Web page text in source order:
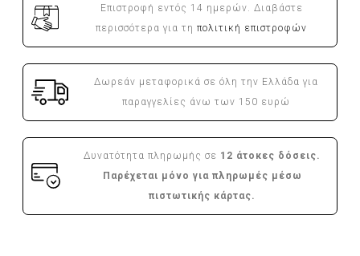
Επιστροφή εντός 14 ημερών. Διαβάστε
περισσότερα για τηπολιτική επιστροφών
Δωρεάν μεταφορικά σε όλη την Ελλάδα για
παραγγελίες άνω των 150 ευρώ
Δυνατότητα πληρωμής σε 12 άτοκες δόσεις.
Παρέχεται μόνο για πληρωμές μέσω
πιστωτικής κάρτας.